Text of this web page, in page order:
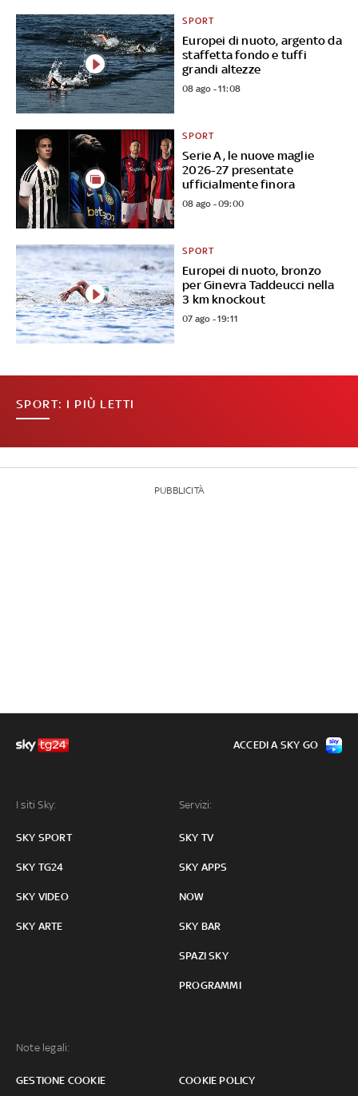
Europei di nuoto, argento da
staffetta fondo e tuffi
grandi altezze
SPORT
08 ago - 11:08
Serie A, le nuove maglie
2026-27 presentate
ufficialmente finora
SPORT
08 ago - 09:00
Europei di nuoto, bronzo
per Ginevra Taddeucci nella
3 km knockout
SPORT
07 ago - 19:11
SPORT: I PIÙ LETTI
PUBBLICITÀ
I siti Sky:
SKY SPORT
SKY TG24
SKY VIDEO
SKY ARTE
Servizi:
SKY TV
SKY APPS
NOW
SKY BAR
SPAZI SKY
PROGRAMMI
Note legali:
GESTIONE COOKIE COOKIE POLICY
ACCEDI A SKY GO